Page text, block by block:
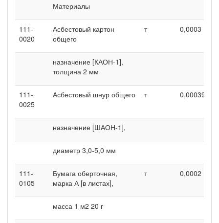
Материалы
111-
0020
Асбестовый картон
общего
т 0,0003
назначение [КАОН-1],
толщина 2 мм
111-
0025
Асбестовый шнур общего т 0,00039
назначение [ШАОН-1],
диаметр 3,0-5,0 мм
111-
0105
Бумага оберточная,
марка А [в листах],
т 0,0002
масса 1 м2 20 г